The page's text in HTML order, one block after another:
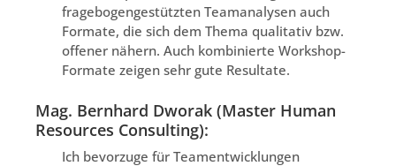
fragebogengestützten Teamanalysen auch
Formate, die sich dem Thema qualitativ bzw.
offener nähern. Auch kombinierte Workshop-
Formate zeigen sehr gute Resultate.
Mag. Bernhard Dworak (Master Human
Resources Consulting):
Ich bevorzuge für Teamentwicklungen